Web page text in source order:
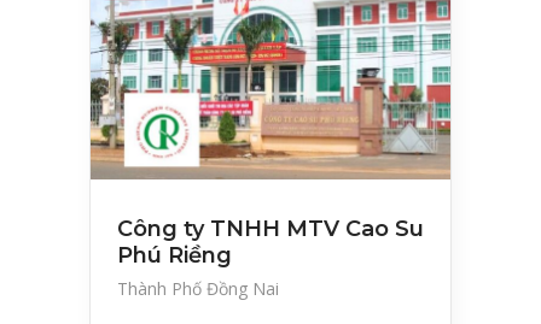
Công ty TNHH MTV Cao Su
Phú Riềng
Thành Phố Đồng Nai